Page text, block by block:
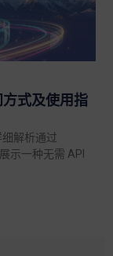
式及使用指
解析通过
示一种无需 API